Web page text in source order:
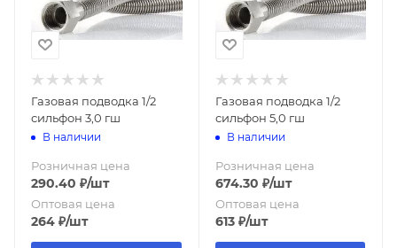
Газовая подводка 1/2
сильфон 3,0 гш
В наличии
Розничная цена
290.40 ₽/шт
Оптовая цена
264 ₽/шт
Газовая подводка 1/2
сильфон 5,0 гш
В наличии
Розничная цена
674.30 ₽/шт
Оптовая цена
613₽/шт